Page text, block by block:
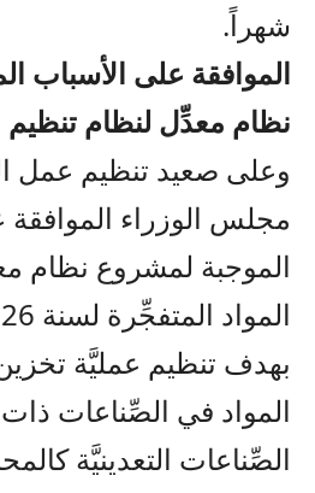
شهراً.
الموافقة على الأسباب
نظام معدِّل لنظام تنظيم
وعلى صعيد تنظيم عمل
مجلس الوزراء
الموجبة لمشروع نظام
بهدف تنظيم عمليَّة
المواد في الصِّناعات ذات
الصِّناعات التعدينيَّة